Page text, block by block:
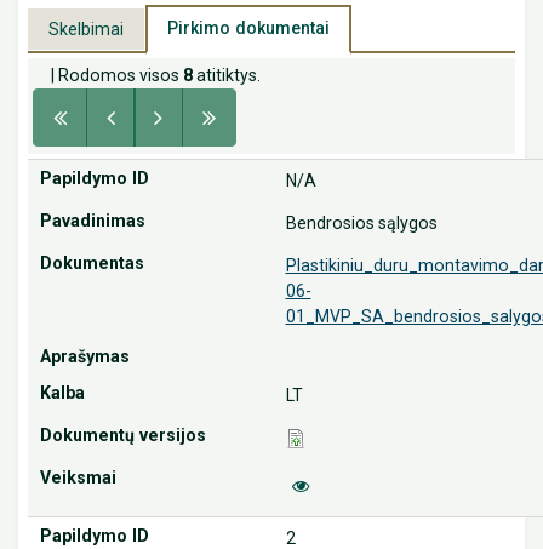
Skelbimai Pirkimo dokumentai
| Rodomos visos 8atitiktys.
N/A
Bendrosios sąlygos
06-
LT
2